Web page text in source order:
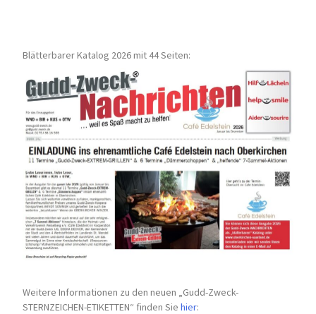
Blätterbarer Katalog 2026 mit 44 Seiten:
Weitere Informationen zu den neuen „Gudd-Zweck-
STERNZEICHEN-ETIKETTEN“ finden Siehier: